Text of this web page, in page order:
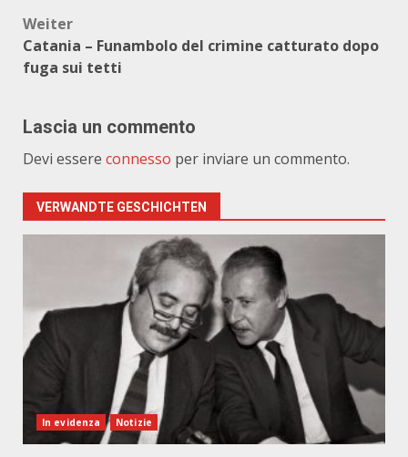
Weiter
Catania – Funambolo del crimine catturato dopo
fuga sui tetti
Lascia un commento
Devi essere connesso per inviare un commento.
VERWANDTE GESCHICHTEN
In evidenza Notizie